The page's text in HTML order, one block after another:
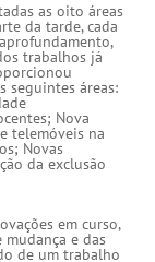
as oito áreas
da tarde, cada
trabalhos já
seguintes áreas:
Nova
telemóveis na
Novas
da exclusão
em curso,
e das
de um trabalho